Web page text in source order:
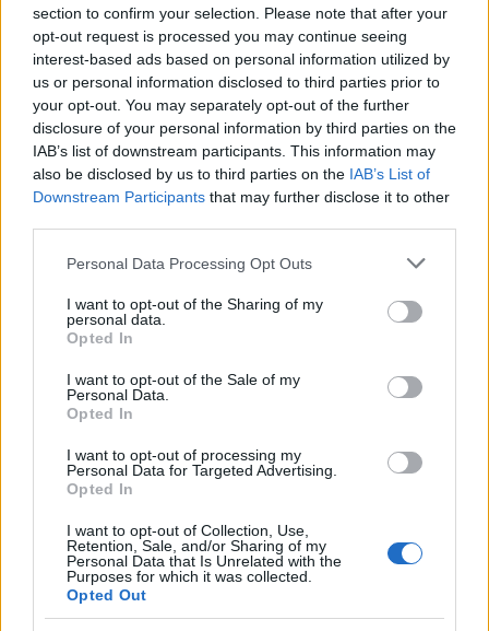
section to confirm your selection. Please note that after your
opt-out request is processed you may continue seeing
interest-based ads based on personal information utilized by
us or personal information disclosed to third parties prior to
your opt-out. You may separately opt-out of the further
disclosure of your personal information by third parties on the
IAB’s list of downstream participants. This information may
also be disclosed by us to third parties on the IAB’s List of
Downstream Participants that may further disclose it to other
Please note that this website/app uses one or more Google
not limited to your visit or usage behaviour. You may click to
grant or deny consent to Google and its third-party tags to
use your data for below specified purposes in below Google
consent section.
Personal Data Processing Opt Outs
I want to opt-out of the Sharing of my
personal data.
Opted In
I want to opt-out of the Sale of my
Personal Data.
Opted In
I want to opt-out of processing my
Personal Data for Targeted Advertising.
Opted In
I want to opt-out of Collection, Use,
Retention, Sale, and/or Sharing of my
Personal Data that Is Unrelated with the
Purposes for which it was collected.
Opted Out
τις γραμμέςεσωτερικού.
SEAJETS
έκπτωση ορίζεται σε ποσοστό 50% επί του
αντίτιμου εισιτηρίου , τόσο στα ατομικά όσο και
στα εισιτήρια οχήματος (Ι.Χ. & δίκυκλα).
Η έκπτωση ισχύει για δρομολόγια για την
εξής
περίοδο
19 Ιουνίου - 3 Ιουλίου 2026
όλα τα πλοία της SEAJETS και θα παρέχεται
αποκλειστικά
πρακτορείων έκδοσης εισιτηρίων. Η συγκεκριμένη
έκπτωση δεν διατίθεται μέσω των on-line
Σκύρος Ναυτική Εταιρεία (Skyros
Shipping Co.)